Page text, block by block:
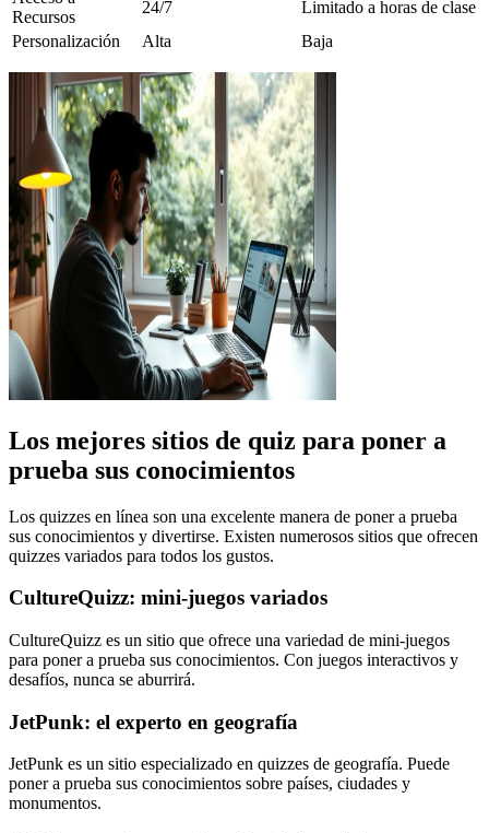
Recursos
24/7
Limitado a horas de clase
Personalización
Alta Baja
Los mejores sitios de quiz para poner a
prueba sus conocimientos
Los quizzes en línea son una excelente manera de poner a prueba
sus conocimientos y divertirse. Existen numerosos sitios que ofrecen
quizzes variados para todos los gustos.
CultureQuizz: mini-juegos variados
CultureQuizz es un sitio que ofrece una variedad de mini-juegos
para poner a prueba sus conocimientos. Con juegos interactivos y
desafíos, nunca se aburrirá.
JetPunk: el experto en geografía
JetPunk es un sitio especializado en quizzes de geografía. Puede
poner a prueba sus conocimientos sobre países, ciudades y
monumentos.